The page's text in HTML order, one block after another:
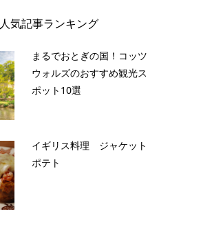
人気記事ランキング
まるでおとぎの国！コッツ
ウォルズのおすすめ観光ス
ポット10選
イギリス料理 ジャケット
ポテト